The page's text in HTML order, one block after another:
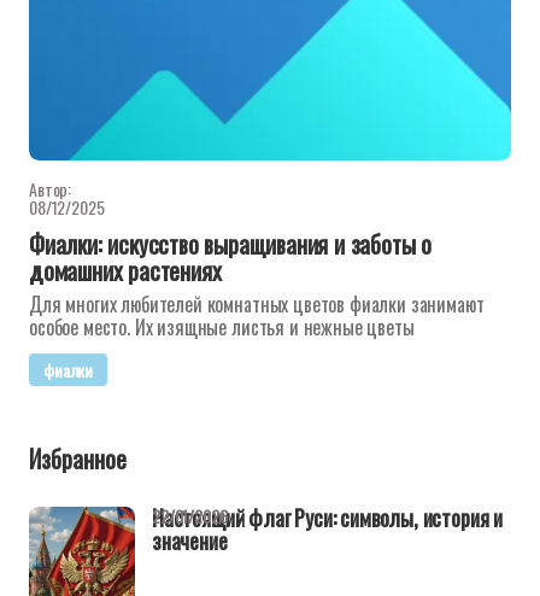
Автор:
08/12/2025
Фиалки: искусство выращивания и заботы о
домашних растениях
Для многих любителей комнатных цветов фиалки занимают
особое место. Их изящные листья и нежные цветы
фиалки
Избранное
Настоящий флаг Руси: символы, история и
значение
22/01/2026